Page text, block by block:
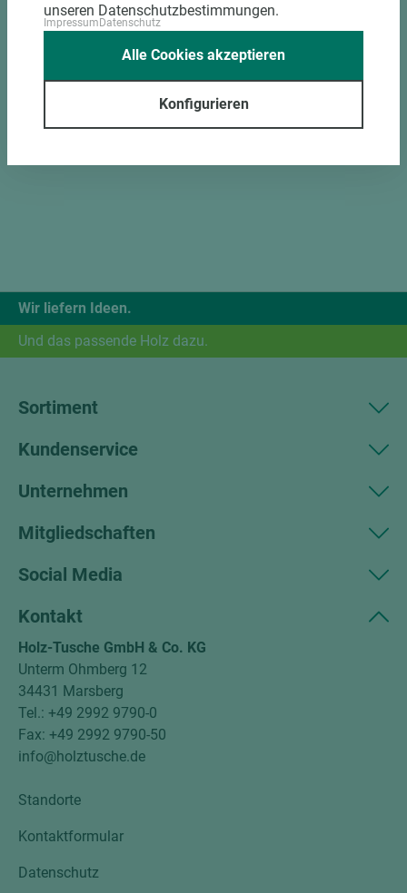
Wir liefern Ideen.
Und das passende Holz dazu.
Sortiment
Kundenservice
Unternehmen
Mitgliedschaften
Social Media
Kontakt
Holz-Tusche GmbH & Co. KG
Unterm Ohmberg 12
34431 Marsberg
Tel.: +49 2992 9790-0
Fax: +49 2992 9790-50
info@holztusche.de
Standorte
Kontaktformular
Datenschutz
unseren Datenschutzbestimmungen.
ImpressumDatenschutz
Konfigurieren
Alle Cookies akzeptieren